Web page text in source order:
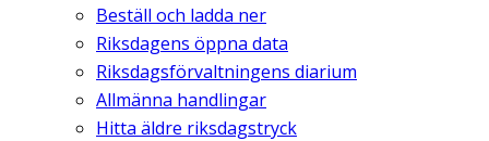
Beställ och ladda ner
Riksdagens öppna data
Riksdagsförvaltningens diarium
Allmänna handlingar
Hitta äldre riksdagstryck